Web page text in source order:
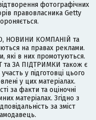
фотографічних
правовласника Getty
НОВИНИ КОМПАНІЙ та
на правах реклами.
які в них промотуються.
ЗА ПІДТРИМКИ також є
у підготовці цього
у цих матеріалах.
за факти та оціночні
матеріалах. Згідно з
за зміст